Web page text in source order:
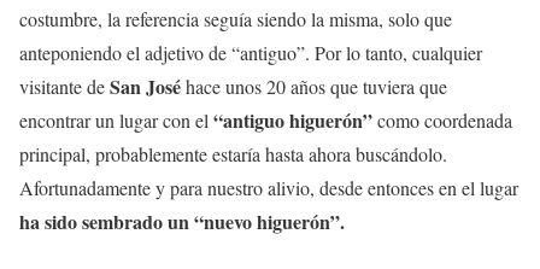
costumbre, la referencia seguía siendo la misma, solo que
anteponiendo el adjetivo de “antiguo”. Por lo tanto, cualquier
visitante deSan Joséhace unos 20 años que tuviera que
encontrar un lugar con el “antiguo higuerón”como coordenada
principal, probablemente estaría hasta ahora buscándolo.
Afortunadamente y para nuestro alivio, desde entonces en el lugar
ha sido sembrado un “nuevo higuerón”.